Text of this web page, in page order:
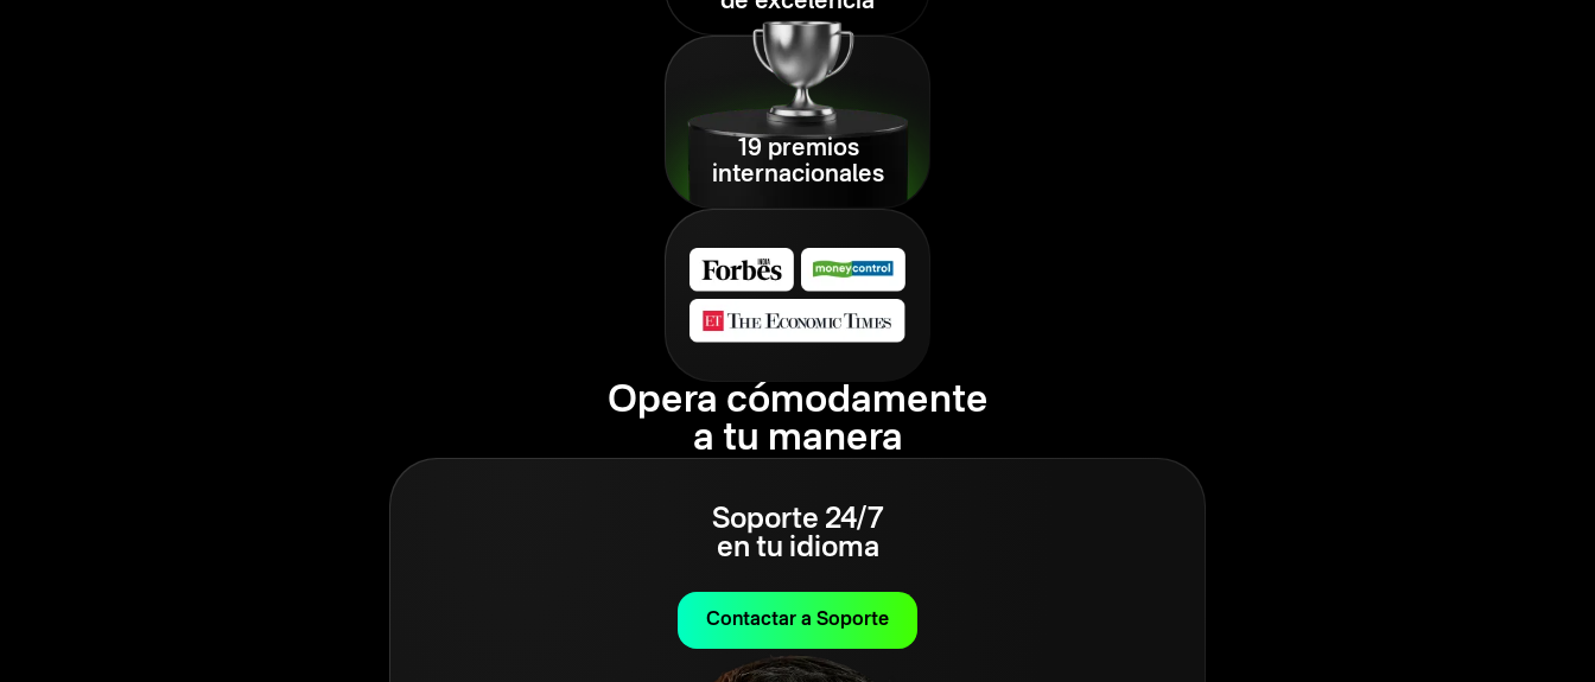
19 premios
internacionales
Opera cómodamente
a tu manera
Soporte 24/7
en tu idioma
Contactar a Soporte